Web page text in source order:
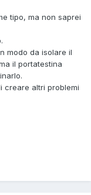
tipo, ma non saprei
modo da isolare il
il portatestina
creare altri problemi